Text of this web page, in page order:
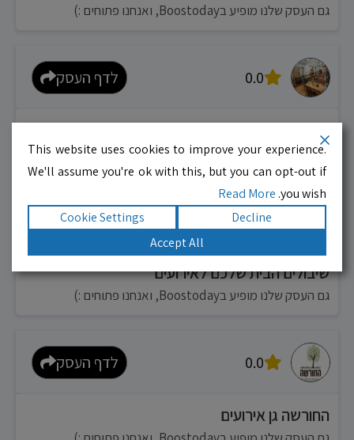
גם העסק שלנו מופיע בBoostoday, ואנחנו פתוחים :)
0.0 לדף העסק
גן אירועים בפרדס חנה White
גם העסק שלנו מופיע בBoostoday, ואנחנו פתוחים :)
0.0 לדף העסק
שיבולים הבית שלכם לאירועים
גם העסק שלנו מופיע בBoostoday, ואנחנו פתוחים :)
0.0 לדף העסק
החורשה גן אירועים
This website uses cookies to improve your experience.
We'll assume you're ok with this, but you can opt-out if
you wish.
Read More
Decline
Cookie Settings
Accept All